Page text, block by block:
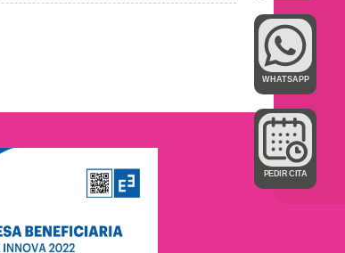
WHATSAPP
PEDIR CITA